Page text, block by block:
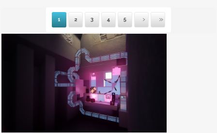
1 2 3 4 5
Suivante
Dernière